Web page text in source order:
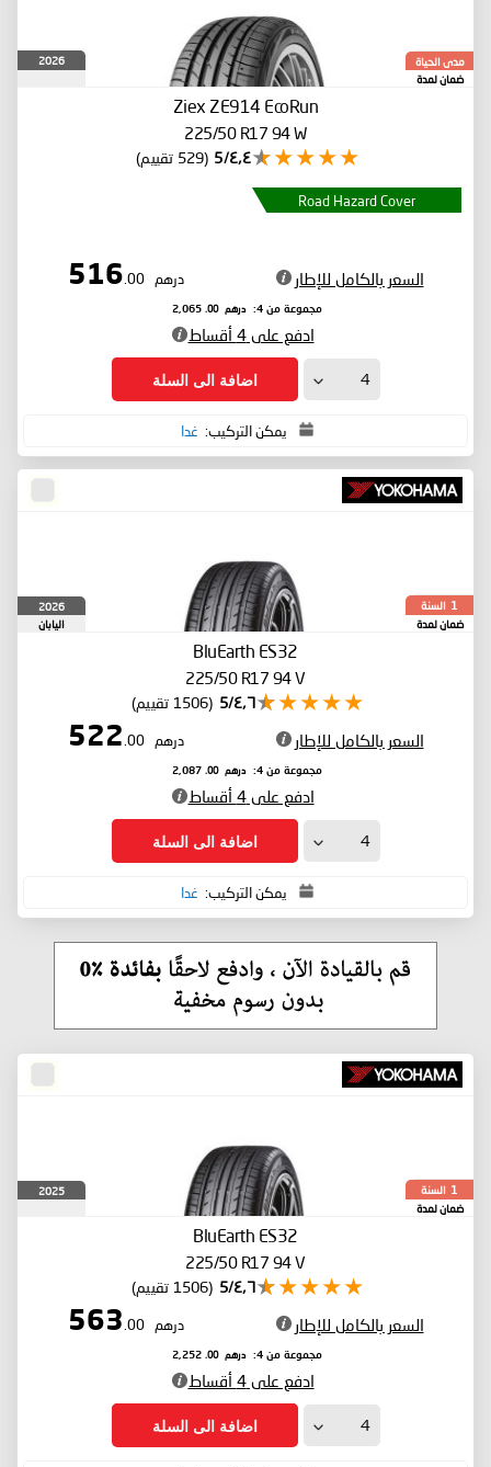
مدى الحياة
ضمان لمدة
2026
Ziex ZE914 EcoRun
225/50 R17 94 W
٤٫٤/5 (529 تقييم)
Road Hazard Cover
السعر بالكامل للإطار درهم 516
.00
مجموعة من 4: درهم 2,065
.00
ادفع على 4 أقساط
اضافة الى السلة
يمكن التركيب: غدا
1 السنة
ضمان لمدة
2026
اليابان
BluEarth ES32
225/50 R17 94 V
٤٫٦/5 (1506 تقييم)
السعر بالكامل للإطار درهم 522
.00
مجموعة من 4: درهم 2,087
.00
ادفع على 4 أقساط
اضافة الى السلة
يمكن التركيب: غدا
1 السنة
ضمان لمدة
2025
BluEarth ES32
225/50 R17 94 V
٤٫٦/5 (1506 تقييم)
السعر بالكامل للإطار درهم 563
.00
مجموعة من 4: درهم 2,252
.00
ادفع على 4 أقساط
اضافة الى السلة